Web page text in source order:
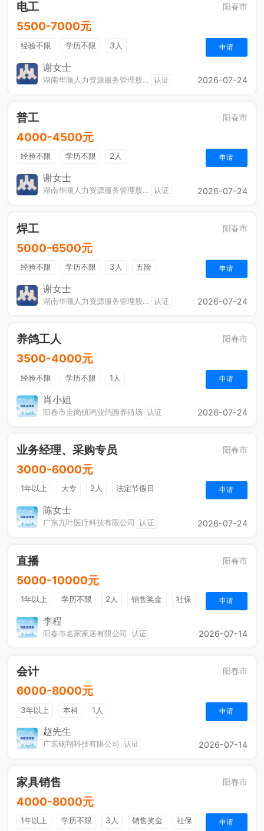
电工 阳春市
5500-7000元
经验不限 学历不限 3人 申请
谢女士
湖南华顺人力资源服务管理股份有限公司阳春分公司 认证 2026-07-24
普工 阳春市
4000-4500元
经验不限 学历不限 2人 申请
谢女士
湖南华顺人力资源服务管理股份有限公司阳春分公司 认证 2026-07-24
焊工 阳春市
5000-6500元
经验不限 学历不限 3人 五险 申请
谢女士
湖南华顺人力资源服务管理股份有限公司阳春分公司 认证 2026-07-24
养鸽工人 阳春市
3500-4000元
经验不限 学历不限 1人 申请
肖小姐
阳春市圭岗镇鸿业鸽园养殖场 认证 2026-07-24
业务经理、采购专员 阳春市
3000-6000元
1年以上 大专 2人 法定节假日 申请
陈女士
广东九叶医疗科技有限公司 认证 2026-07-24
直播 阳春市
5000-10000元
1年以上 学历不限 2人 销售奖金 社保 申请
李程
阳春市名家家居有限公司 认证 2026-07-14
会计 阳春市
6000-8000元
3年以上 本科 1人 申请
赵先生
广东钢翔科技有限公司 认证 2026-07-14
家具销售 阳春市
4000-8000元
1年以上 学历不限 3人 销售奖金 社保 申请